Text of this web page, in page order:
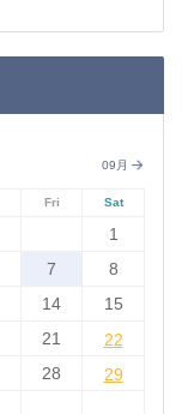
09月
Fri Sat
1
7
8
14
15
21 22
22
28 29
29